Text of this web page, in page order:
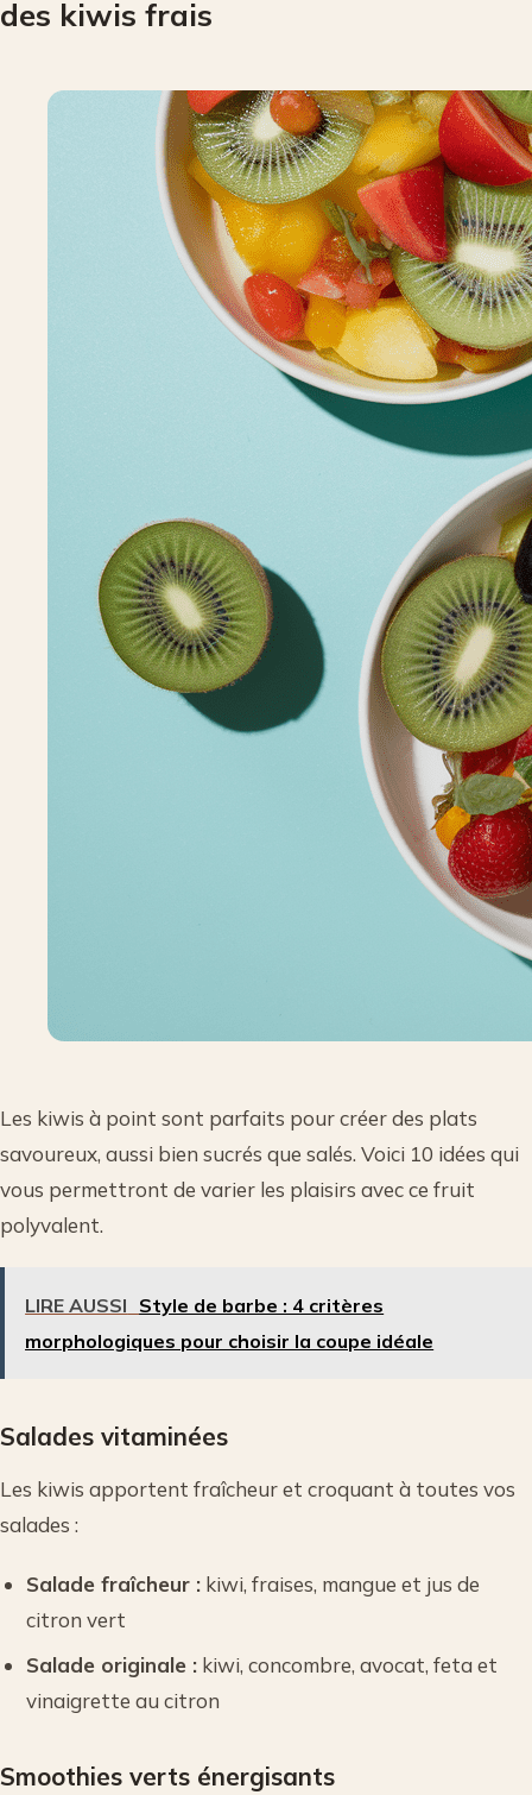
des kiwis frais
Les kiwis à point sont parfaits pour créer des plats
savoureux, aussi bien sucrés que salés. Voici 10 idées qui
vous permettront de varier les plaisirs avec ce fruit
polyvalent.
LIRE AUSSI Style de barbe : 4 critères
morphologiques pour choisir la coupe idéale
Salades vitaminées
Les kiwis apportent fraîcheur et croquant à toutes vos
salades :
Salade fraîcheur : kiwi, fraises, mangue et jus de
citron vert
Salade originale : kiwi, concombre, avocat, feta et
vinaigrette au citron
Smoothies verts énergisants